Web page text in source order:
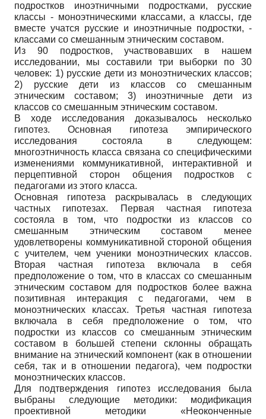
подростков иноэтничными подростками, русские
классы - моноэтническими классами, а классы, где
вместе учатся русские и иноэтничные подростки, -
классами со смешанным этническим составом.
Из 90 подростков, участвовавших в нашем
исследовании, мы составили три выборки по 30
человек: 1) русские дети из моноэтнических классов;
2) русские дети из классов со смешанным
этническим составом; 3) иноэтничные дети из
классов со смешанным этническим составом.
В ходе исследования доказывалось несколько
гипотез. Основная гипотеза эмпирического
исследования состояла в следующем:
многоэтничность класса связана со специфическими
изменениями коммуникативной, интерактивной и
перцептивной сторон общения подростков с
педагогами из этого класса.
Основная гипотеза раскрывалась в следующих
частных гипотезах. Первая частная гипотеза
состояла в том, что подростки из классов со
смешанным этническим составом менее
удовлетворены коммуникативной стороной общения
с учителем, чем ученики моноэтнических классов.
Вторая частная гипотеза включала в себя
предположение о том, что в классах со смешанным
этническим составом для подростков более важна
позитивная интеракция с педагогами, чем в
моноэтнических классах. Третья частная гипотеза
включала в себя предположение о том, что
подростки из классов со смешанным этническим
составом в большей степени склонны обращать
внимание на этнический компонент (как в отношении
себя, так и в отношении педагога), чем подростки
моноэтнических классов.
Для подтверждения гипотез исследования была
выбраны следующие методики: модификация
проективной методики «Неоконченные